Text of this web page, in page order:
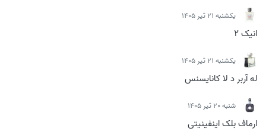
يكشنبه 21 تیر 1405
انیک 2
يكشنبه 21 تیر 1405
له آربر د لا کانایسنس
شنبه 20 تیر 1405
ارماف بلک اینفینیتی